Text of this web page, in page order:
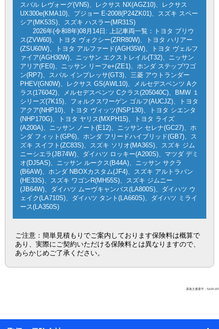
スバル レヴォーグ(VN5)、レクサス NX(AGZ10)、レクサス
UX300e(KMA10)、プジョー E-2008(P24ZK01)、スズキ スペー
シア(MK53S)、スズキ ハスラー(MR31S)
2026年(令和8年)08月14日: 上記車両一覧：トヨタ プリウ
ス(ZVW60)、トヨタ ヴォクシー(ZRR80W)、トヨタ ハリアー
(ZSU60W)、トヨタ アルファード(AGH35W)、トヨタ ヴェルフ
ァイア(AGH30W)、ニッサン エクストレイル(T32)、ニッサン
アリア(FE0)、ニッサン リーフe+(ZE1)、ホンダ ステップワゴ
ン(RP7)、スバル インプレッサ(GT3)、三菱 アウトランダー
PHEV(GN0W)、レクサス GS(AWL10)、メルセデスベンツ Aク
ラス(176042)、メルセデスベンツ Cクラス(205040C)、BMW １
シリーズ(7K15)、フォルクスワーゲン ゴルフ(AUCJZ)、トヨタ
アクア(NHP10)、トヨタ ヴィッツ(NSP130)、トヨタ シエンタ
(NHP170G)、トヨタ ヤリス(MXPH15)、トヨタ ライズ
(A200A)、ニッサン ノート(E12)、ニッサン セレナ(GC27)、ホ
ンダ フィット(GP6)、ホンダ フリードハイブリッド(GB7)、ス
ズキ スイフト(ZC83S)、スズキ ソリオ(MA36S)、スズキ ジム
ニーシエラ(JB74W)、ダイハツ ロッキー(A200S)、マツダ デミ
オ(DJ5AS)、ニッサン ルークス(B44A)、ニッサン サクラ
(B6AW)、ホンダ NBOXカスタム(JF4)、スズキ アルトラパン
(HE33S)、スズキ ワゴンR(MH55S)、スズキ ジムニー
(JB64W)、ダイハツ ムーヴキャンバス(LA800S)、ダイハツ ウ
ェイク(LA710S)、ダイハツ タント(LA660S)、ダイハツ ミライ
ース(LA350S)
ご注意：簡単見積もりでご案内しております保険料は概算で
あり、実際にご契約いただける保険料とは異なりますので、
あらかじめご了承ください。
募集文書番号：SA20-197